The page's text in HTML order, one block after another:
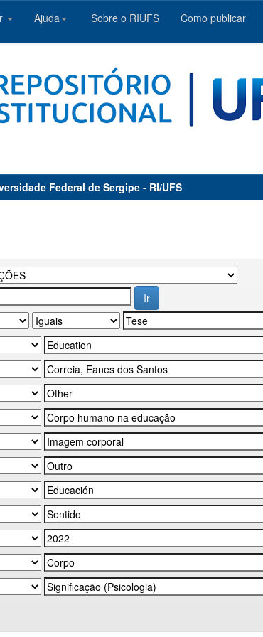
Ajuda Sobre o RIUFS Como publicar
Federal de Sergipe - RI/UFS